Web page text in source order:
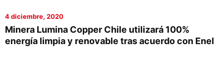
Proveedores
4 diciembre, 2020
Minera Lumina Copper Chile utilizará 100%
energía limpia y renovable tras acuerdo con Enel